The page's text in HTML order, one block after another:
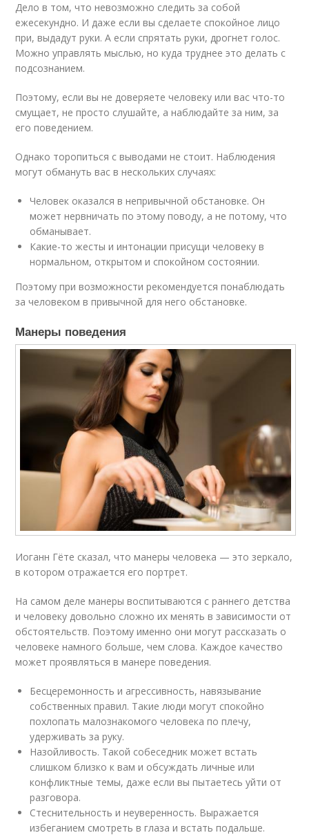
Дело в том, что невозможно следить за собой
ежесекундно. И даже если вы сделаете спокойное лицо
при, выдадут руки. А если спрятать руки, дрогнет голос.
Можно управлять мыслью, но куда труднее это делать с
подсознанием.
Поэтому, если вы не доверяете человеку или вас что-то
смущает, не просто слушайте, а наблюдайте за ним, за
его поведением.
Однако торопиться с выводами не стоит. Наблюдения
могут обмануть вас в нескольких случаях:
Человек оказался в непривычной обстановке. Он
может нервничать по этому поводу, а не потому, что
обманывает.
Какие-то жесты и интонации присущи человеку в
нормальном, открытом и спокойном состоянии.
Поэтому при возможности рекомендуется понаблюдать
за человеком в привычной для него обстановке.
Манеры поведения
Иоганн Гёте сказал, что манеры человека — это зеркало,
в котором отражается его портрет.
На самом деле манеры воспитываются с раннего детства
и человеку довольно сложно их менять в зависимости от
обстоятельств. Поэтому именно они могут рассказать о
человеке намного больше, чем слова. Каждое качество
может проявляться в манере поведения.
Бесцеремонность и агрессивность, навязывание
собственных правил. Такие люди могут спокойно
похлопать малознакомого человека по плечу,
удерживать за руку.
Назойливость. Такой собеседник может встать
слишком близко к вам и обсуждать личные или
конфликтные темы, даже если вы пытаетесь уйти от
разговора.
Стеснительность и неуверенность. Выражается
избеганием смотреть в глаза и встать подальше.